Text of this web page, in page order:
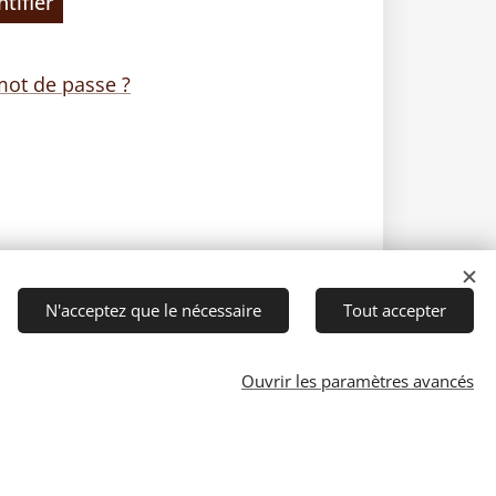
de passe ?
N'acceptez que le nécessaire Tout accepter
Ouvrir les paramètres avancés